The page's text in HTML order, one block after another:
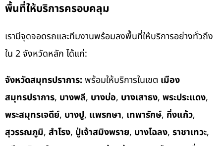
พื้นที่ให้บริการครอบคลุม
เรามีจุดจอดรถและทีมงานพร้อมลงพื้นที่ให้บริการอย่างทั่วถึง
ใน 2 จังหวัดหลัก ได้แก่:
จังหวัดสมุทรปราการ: พร้อมให้บริการในเขต เมือง
สมุทรปราการ, บางพลี, บางบ่อ, บางเสาธง, พระประแดง,
พระสมุทรเจดีย์, บางปู, แพรกษา, เทพารักษ์, กิ่งแก้ว,
สุวรรณภูมิ, สำโรง, ปู่เจ้าสมิงพราย, บางโฉลง, ราชาเทวะ,